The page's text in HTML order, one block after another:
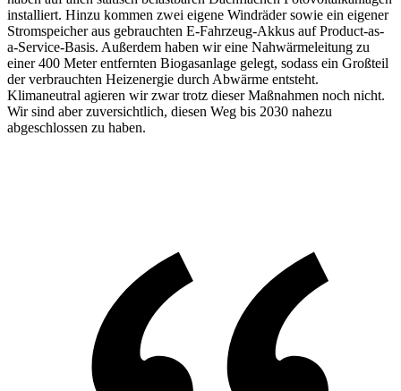
installiert. Hinzu kommen zwei eigene Windräder sowie ein eigener
Stromspeicher aus gebrauchten E-Fahrzeug-Akkus auf Product-as-
a-Service-Basis. Außerdem haben wir eine Nahwärmeleitung zu
einer 400 Meter entfernten Biogasanlage gelegt, sodass ein Großteil
der verbrauchten Heizenergie durch Abwärme entsteht.
Klimaneutral agieren wir zwar trotz dieser Maßnahmen noch nicht.
Wir sind aber zuversichtlich, diesen Weg bis 2030 nahezu
abgeschlossen zu haben.